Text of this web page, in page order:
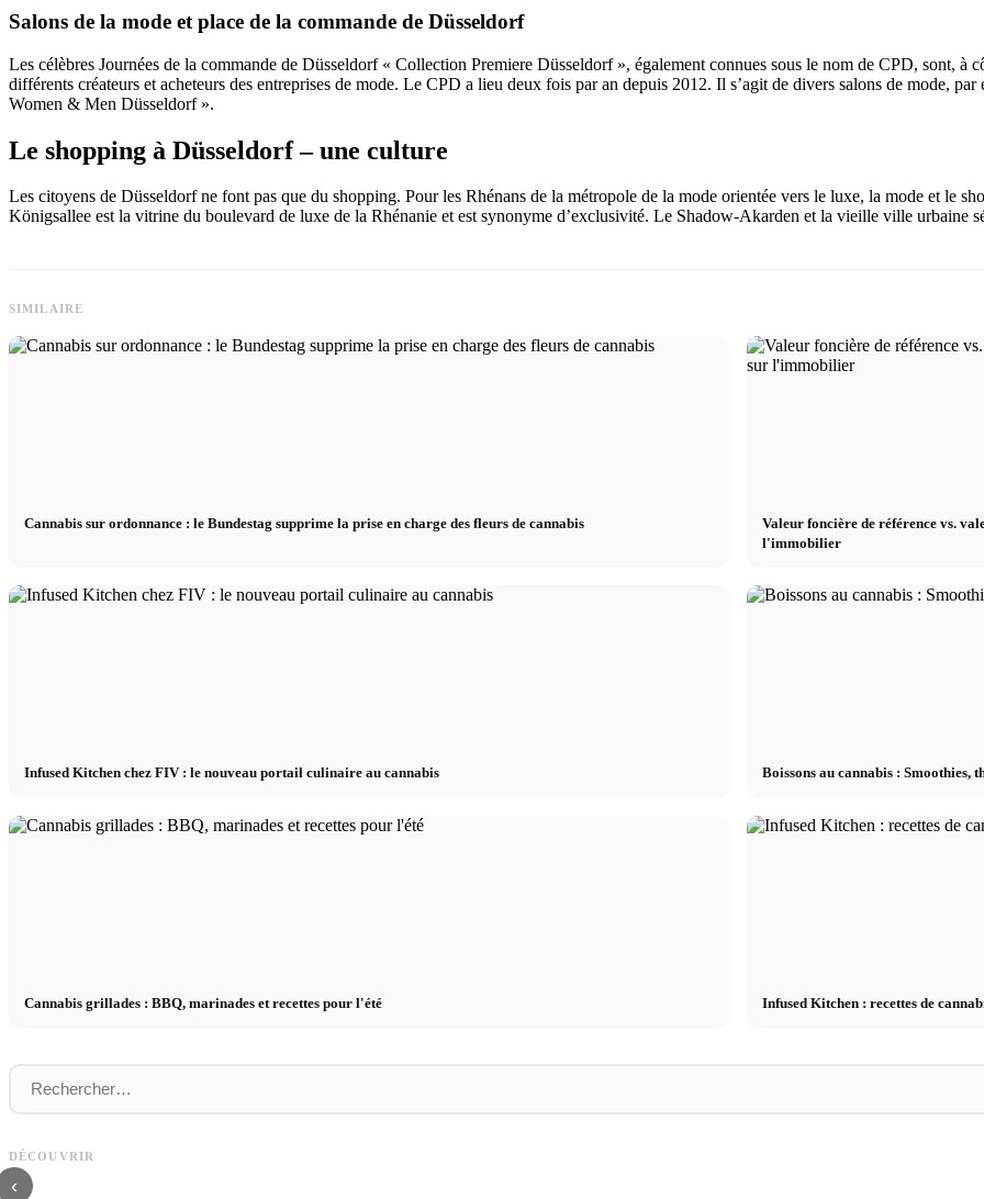
Salons de la mode et place de la commande de Düsseldorf
Les célèbres Journées de la commande de Düsseldorf « Collection Premiere Düsseldorf », également connues sous le nom de CPD, sont, à
différents créateurs et acheteurs des entreprises de mode. Le CPD a lieu deux fois par an depuis 2012. Il s’agit de divers salons de mode,
Women & Men Düsseldorf ».
Le shopping à Düsseldorf – une culture
Les citoyens de Düsseldorf ne font pas que du shopping. Pour les Rhénans de la métropole de la mode orientée vers le luxe, la mode et le
Königsallee est la vitrine du boulevard de luxe de la Rhénanie et est synonyme d’exclusivité. Le Shadow-Akarden et la vieille ville urbaine
SIMILAIRE
Cannabis sur ordonnance : le Bundestag supprime la prise en charge des fleurs de cannabis
Valeur foncière de référence vs.
l'immobilier
Infused Kitchen chez FIV : le nouveau portail culinaire au cannabis Boissons au cannabis : Smoothies,
Cannabis grillades : BBQ, marinades et recettes pour l'été Infused Kitchen : recettes de
DÉCOUVRIR
‹
ventes grâce au marketing en ligne ciblé